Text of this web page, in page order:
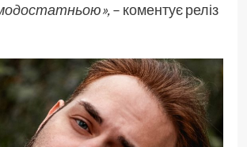
– коментує реліз